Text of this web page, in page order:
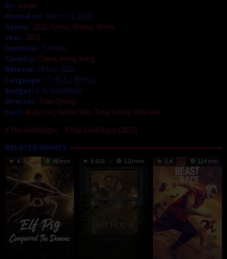
By: admin
Posted on: March 10, 2024
Genre: 2023, Crime, Drama, Movie
Year: 2023
Duration: 126 Min
Country: China, Hong Kong
Release: 30 Dec 2023
Language: 广州话 / 廣州話
Budget: $ 45.000.000,00
Director: Felix Chong
Cast: Andy Lau, Simon Yam, Tony Leung Chiu-wai
The Goldfinger
The Goldfinger (2023)
RELATED MOVIES
4 98 min 6.018 110 min 5.4 124 min